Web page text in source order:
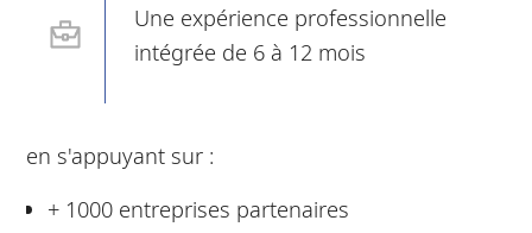
Une expérience professionnelle
intégrée de 6 à 12 mois
en s'appuyant sur :
+ 1000 entreprises partenaires